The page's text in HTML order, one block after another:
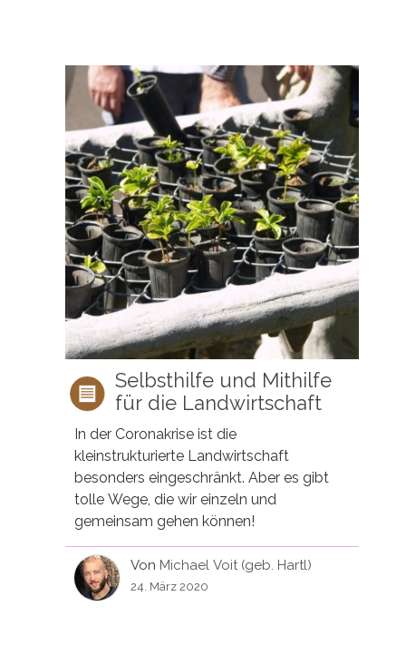
Selbsthilfe und Mithilfe
für die Landwirtschaft
In der Coronakrise ist die
kleinstrukturierte Landwirtschaft
besonders eingeschränkt. Aber es gibt
tolle Wege, die wir einzeln und
gemeinsam gehen können!
Von Michael Voit (geb. Hartl)
24. März 2020